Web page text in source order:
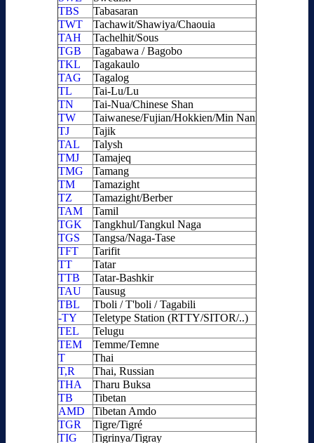
TBS
Tabasaran
TWT
Tachawit/Shawiya/Chaouia
TAH
Tachelhit/Sous
TGB
Tagabawa / Bagobo
TKL
Tagakaulo
TAG
Tagalog
TL
Tai-Lu/Lu
TN
Tai-Nua/Chinese Shan
TW
Taiwanese/Fujian/Hokkien/Min Nan
TJ
Tajik
TAL
Talysh
TMJ
Tamajeq
TMG
Tamang
TM
Tamazight
TZ
Tamazight/Berber
TAM
Tamil
TGK
Tangkhul/Tangkul Naga
TGS
Tangsa/Naga-Tase
TFT
Tarifit
TT
Tatar
TTB
Tatar-Bashkir
TAU
Tausug
TBL
Tboli / T'boli / Tagabili
-TY
Teletype Station (RTTY/SITOR/..)
TEL
Telugu
TEM
Temme/Temne
T
Thai
T,R
Thai, Russian
THA
Tharu Buksa
TB
Tibetan
AMD
Tibetan Amdo
TGR
Tigre/Tigré
TIG
Tigrinya/Tigray